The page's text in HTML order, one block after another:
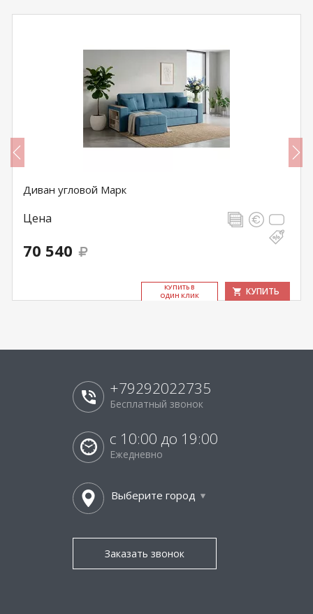
Диван угловой Марк
Цена
70 540
КУ­ПИТЬ В
ОДИН КЛИК
КУПИТЬ
+79292022735
Бесплатный звонок
с 10:00 до 19:00
Ежедневно
Выберите город
Заказать звонок